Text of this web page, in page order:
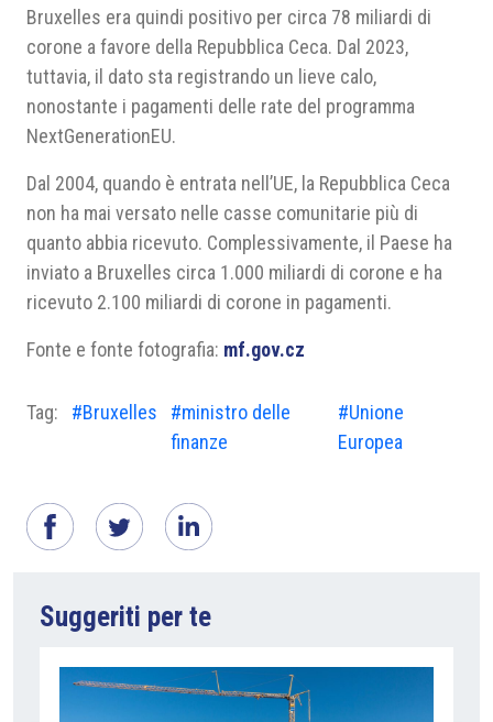
Bruxelles era quindi positivo per circa 78 miliardi di
corone a favore della Repubblica Ceca. Dal 2023,
tuttavia, il dato sta registrando un lieve calo,
nonostante i pagamenti delle rate del programma
NextGenerationEU.
Dal 2004, quando è entrata nell’UE, la Repubblica Ceca
non ha mai versato nelle casse comunitarie più di
quanto abbia ricevuto. Complessivamente, il Paese ha
inviato a Bruxelles circa 1.000 miliardi di corone e ha
ricevuto 2.100 miliardi di corone in pagamenti.
Fonte e fonte fotografia: mf.gov.cz
Tag: #Bruxelles
#ministro delle
finanze
#Unione
Europea
Suggeriti per te